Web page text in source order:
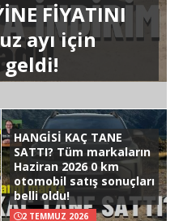
FİYATINI
ayı için
geldi!
HANGİSİ KAÇ TANE
SATTI? Tüm markaların
Haziran 2026 0 km
otomobil satış sonuçları
belli oldu!
2 TEMMUZ 2026